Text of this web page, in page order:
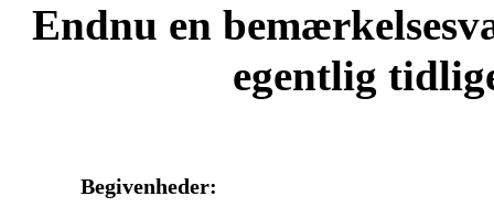
Endnu en
egentlig
Begivenheder: